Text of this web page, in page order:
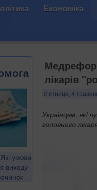
Економіка
умови
виходу
лікарів
п’ятниця, 4
Українцям, які
головного